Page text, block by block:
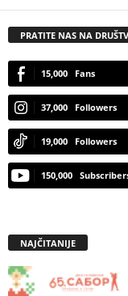
PRATITE NAS NA
15,000 Fans
37,000 Followers
19,000 Followers
150,000
NAJČITANIJE